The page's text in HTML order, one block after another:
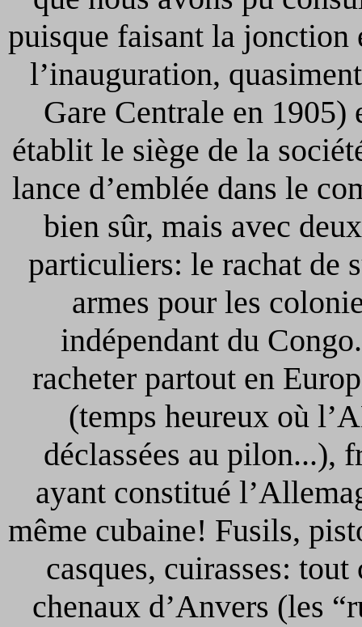
puisque faisant la jonction
l’inauguration,
Gare Centrale en
établit le siège de la
lance d’emblée dans le
bien sûr, mais avec
particuliers: le rachat de
armes pour les
indépendant du
racheter partout en
(temps heureux où
déclassées au pilon...),
ayant constitué
même cubaine! Fusils,
casques, cuirasses: tout
chenaux d’Anvers (les